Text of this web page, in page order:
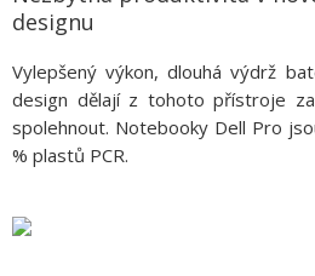
designu
Vylepšený výkon, dlouhá výdrž
design dělají z tohoto přístroje
spolehnout. Notebooky Dell Pro
% plastů PCR.